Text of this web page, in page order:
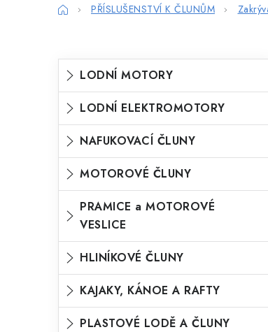
DomůPŘÍSLUŠENSTVÍ K ČLUNŮM
P
o
t
a
n
n
p
a
n
e
Přeskočit
kategorie
K
a
e
g
o
e
LODNÍ MOTORY
LODNÍ ELEKTROMOTORY
NAFUKOVACÍ ČLUNY
MOTOROVÉ ČLUNY
PRAMICE a MOTOROVÉ
VESLICE
HLINÍKOVÉ ČLUNY
KAJAKY, KÁNOE A RAFTY
PLASTOVÉ LODĚ A ČLUNY